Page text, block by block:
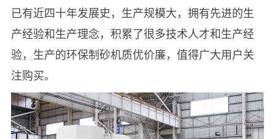
已有近四十年发展史，生产规模大，拥有先进的生
产经验和生产理念，积累了很多技术人才和生产经
验，生产的环保制砂机质优价廉，值得广大用户关
注购买。